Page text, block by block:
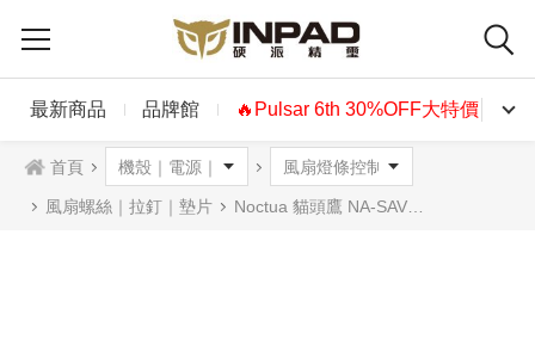
最新商品 品牌館 🔥Pulsar 6th 30%OFF大特價🔥
首頁
風扇螺絲｜拉釘｜墊片 Noctua 貓頭鷹 NA-SAV3 矽膠防震螺絲 咖啡色 16枚裝